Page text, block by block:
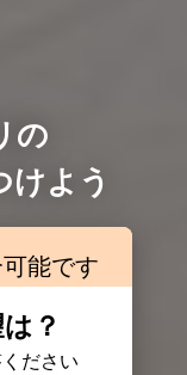
の
よう
能です
？
ださい